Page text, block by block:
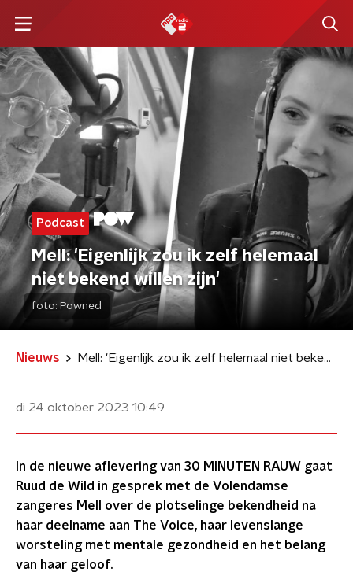
Podcast
Mell: 'Eigenlijk zou ik zelf helemaal
niet bekend willen zijn'
foto: Powned
Nieuws Mell: 'Eigenlijk zou ik zelf helemaal niet bekend willen zijn'
di 24 oktober 2023 10:49
In de nieuwe aflevering van 30 MINUTEN RAUW gaat
Ruud de Wild in gesprek met de Volendamse
zangeres Mell over de plotselinge bekendheid na
haar deelname aan The Voice, haar levenslange
worsteling met mentale gezondheid en het belang
van haar geloof.